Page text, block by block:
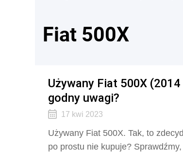
Fiat 500X
Używany Fiat 500X
godny uwagi?
17 kwi 2023
Używany Fiat 500X. Tak, to
po prostu nie kupuje?